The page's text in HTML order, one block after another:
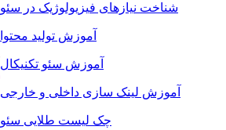
شناخت نیازهای فیزیولوژیک در سئو
آموزش تولید محتوا
آموزش سئو تکنیکال
آموزش لینک سازی داخلی و خارجی
چک لیست طلایی سئو